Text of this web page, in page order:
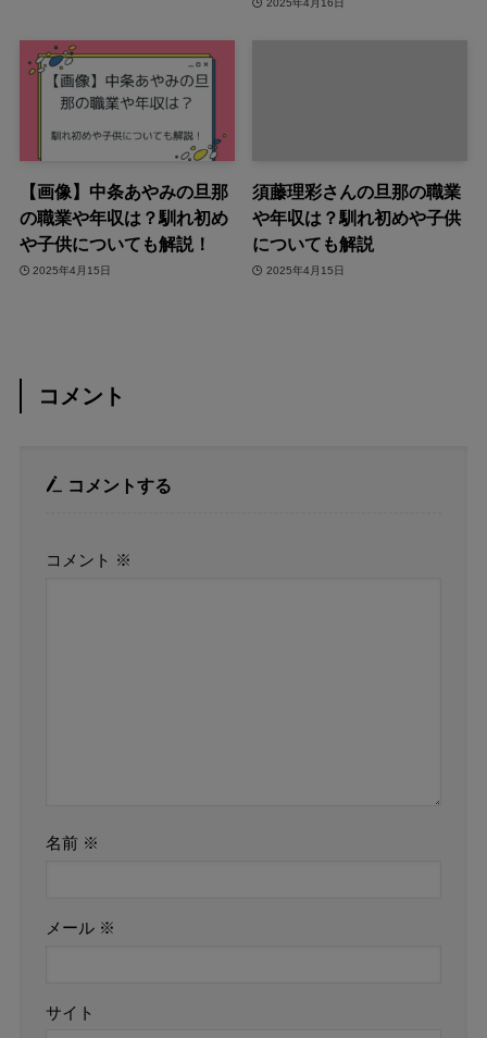
2025年4月16日
【画像】中条あやみの旦那
の職業や年収は？馴れ初め
や子供についても解説！
2025年4月15日
須藤理彩さんの旦那の職業
や年収は？馴れ初めや子供
についても解説
2025年4月15日
コメント
コメントする
コメント ※
名前 ※
メール ※
サイト